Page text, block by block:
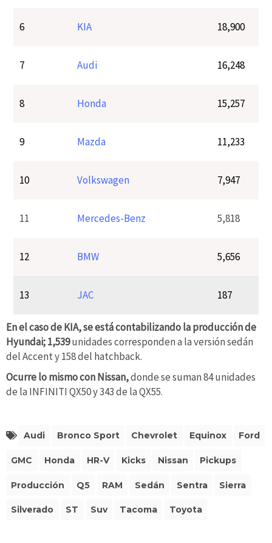
6 KIA 18,900
7 Audi 16,248
8 Honda 15,257
9 Mazda 11,233
10 Volkswagen 7,947
11 Mercedes-Benz 5,818
12 BMW 5,656
13 JAC 187
En el caso de KIA, se está contabilizando la producción de
Hyundai; 1,539unidades corresponden a la versión sedán
del Accent y 158 del hatchback.
Ocurre lo mismo con Nissan,donde se suman 84 unidades
de la INFINITI QX50 y 343 de la QX55.
Audi Bronco Sport Chevrolet Equinox Ford
GMC Honda HR-V Kicks Nissan Pickups
Producción Q5 RAM Sedán Sentra Sierra
Silverado ST Suv Tacoma Toyota